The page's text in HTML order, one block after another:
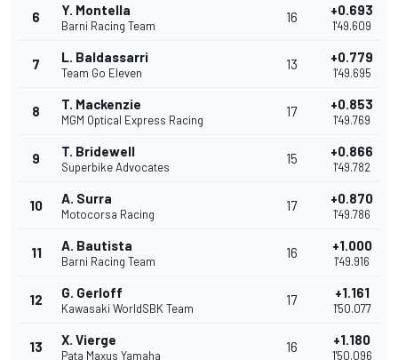
6 Y. Montella
Barni Racing Team
16 +0.693
1'49.609
7 L. Baldassarri
Team Go Eleven
13 +0.779
1'49.695
8 T. Mackenzie
MGM Optical Express Racing
17 +0.853
1'49.769
9 T. Bridewell
Superbike Advocates
15 +0.866
1'49.782
10 A. Surra
Motocorsa Racing
17 +0.870
1'49.786
11 A. Bautista
Barni Racing Team
16 +1.000
1'49.916
12 G. Gerloff
Kawasaki WorldSBK Team
17 +1.161
1'50.077
13 X. Vierge
Pata Maxus Yamaha
16 +1.180
1'50.096